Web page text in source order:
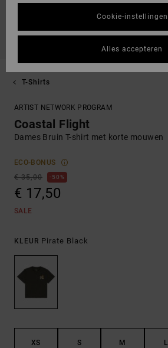
T-Shirts
ARTIST NETWORK PROGRAM
Coastal Flight
Dames Bruin T-shirt met korte mouwen
ECO-BONUS
€ 35,00
50%
€ 17,50
SALE
KLEUR Pirate Black
XS S M L
Cookie-instellingen
Alles accepteren